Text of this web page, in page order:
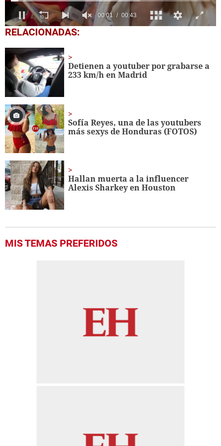
0
seconds
43
seconds
RELACIONADAS:
Detienen a youtuber por grabarse a
233 km/h en Madrid
Sofía Reyes, una de las youtubers
más sexys de Honduras (FOTOS)
Hallan muerta a la influencer
Alexis Sharkey en Houston
MIS TEMAS PREFERIDOS